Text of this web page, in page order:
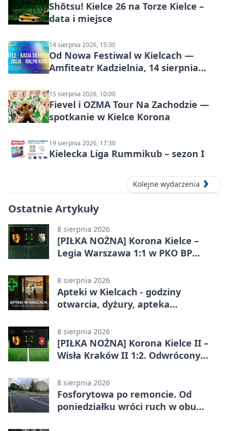
Shōtsu! Kielce 26 na Torze Kielce –
data i miejsce
14 sierpnia 2026, 15:30
Od Nowa Festiwal w Kielcach —
Amfiteatr Kadzielnia, 14 sierpnia
15 sierpnia 2026, 10:00
Fievel i OZMA Tour Na Zachodzie —
spotkanie w Kielce Korona
19 sierpnia 2026, 17:30
Kielecka Liga Rummikub – sezon I
Kolejne wydarzenia
Ostatnie Artykuły
8 sierpnia 2026
[PIŁKA NOŻNA] Korona Kielce –
Legia Warszawa 1:1 w PKO BP
zatrzymali lidera
8 sierpnia 2026
Apteki w Kielcach - godziny
otwarcia, dyżury, apteka
8 sierpnia 2026
[PIŁKA NOŻNA] Korona Kielce II –
Wisła Kraków II 1:2. Odwrócony
(Grupa IV)
8 sierpnia 2026
Fosforytowa po remoncie. Od
poniedziałku wróci ruch w obu